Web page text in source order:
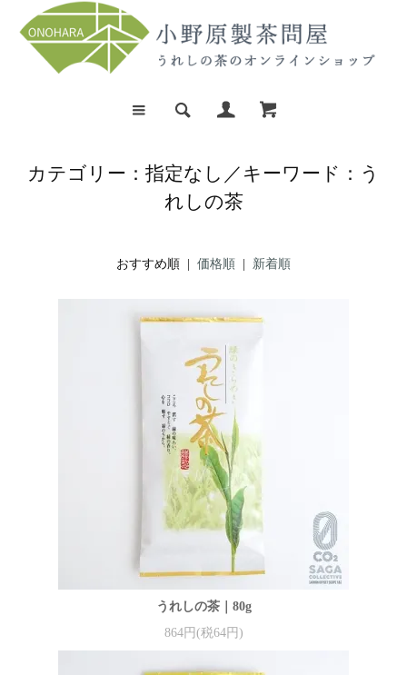
カテゴリー：指定なし／キーワード：う
れしの茶
おすすめ順 | 価格順 | 新着順
うれしの茶｜80g
864円(税64円)